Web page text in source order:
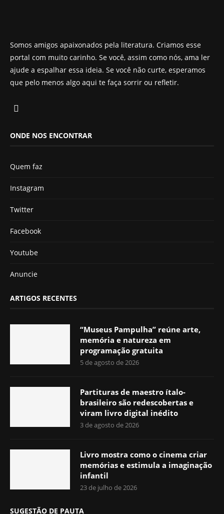
Somos amigos apaixonados pela literatura. Criamos esse
portal com muito carinho. Se você, assim como nós, ama ler
ajude a espalhar essa ideia. Se você não curte, esperamos
que pelo menos algo aqui te faça sorrir ou refletir.
ONDE NOS ENCONTRAR
Quem faz
Instagram
Twitter
Facebook
Youtube
Anuncie
ARTIGOS RECENTES
“Museus Pampulha” reúne arte,
memória e natureza em
programação gratuita
5 de agosto de 2026
Partituras de maestro ítalo-
brasileiro são redescobertas e
viram livro digital inédito
3 de agosto de 2026
Livro mostra como o cinema criar
memórias e estimula a imaginação
infantil
23 de julho de 2026
SUGESTÃO DE PAUTA